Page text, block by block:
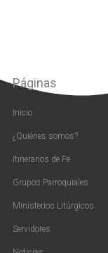
Páginas
Inicio
¿Quiénes somos?
Itinerarios de Fe
Grupos Parroquiales
Ministerios Litúrgicos
Servidores